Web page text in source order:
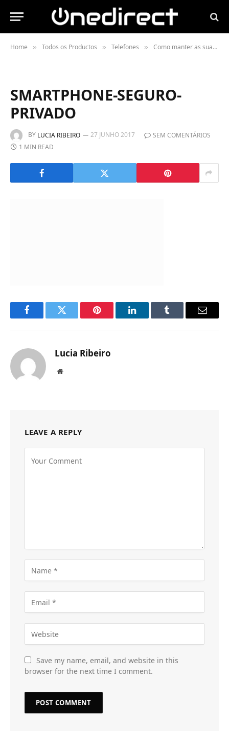
Home » Todos os Productos » Telefones » Como manter as suas conversas telefónicas seguras?
SMARTPHONE-SEGURO-
PRIVADO
BY LUCIA RIBEIRO 27 JUNHO 2017
SEM COMENTÁRIOS
1 MIN READ
FacebookTwitter Pinterest LinkedInTumblr Email
Lucia Ribeiro
Website
LEAVE A REPLY
Save my name, email, and website in this
browser for the next time I comment.